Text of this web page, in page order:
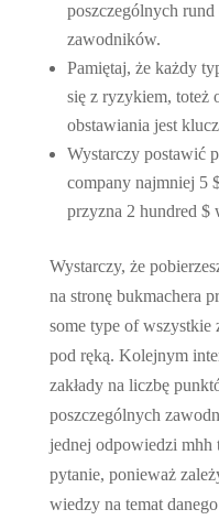
poszczególnych
zawodników.
Pamiętaj, że każdy
się z ryzykiem, toteż
obstawiania jest
Wystarczy postawić
company najmniej 5
przyzna 2 hundred $
Wystarczy, że
na stronę bukmachera
some type of wszystkie
pod ręką. Kolejnym
zakłady na liczbę
poszczególnych
jednej odpowiedzi mhh
pytanie, ponieważ
wiedzy na temat